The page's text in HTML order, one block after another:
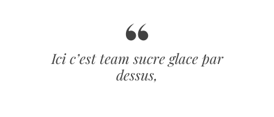
Ici c’est team sucre glace par
dessus,